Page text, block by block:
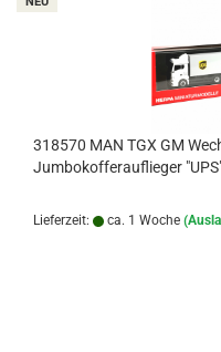
318570 MAN TGX GM
Jumbokofferauflieger
Lieferzeit: ca. 1 Woche